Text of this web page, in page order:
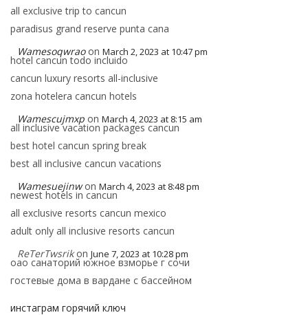
all exclusive trip to cancun
paradisus grand reserve punta cana
Wamesoqwrao on March 2, 2023 at 10:47 pm
hotel cancun todo incluido
cancun luxury resorts all-inclusive
zona hotelera cancun hotels
Wamescujmxp on March 4, 2023 at 8:15 am
all inclusive vacation packages cancun
best hotel cancun spring break
best all inclusive cancun vacations
Wamesuejinw on March 4, 2023 at 8:48 pm
newest hotels in cancun
all exclusive resorts cancun mexico
adult only all inclusive resorts cancun
ReTerTwsrik on June 7, 2023 at 10:28 pm
оао санаторий южное взморье г сочи
гостевые дома в вардане с бассейном
инстаграм горячий ключ